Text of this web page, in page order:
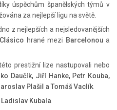
úspěchům španělských týmů v
za nejlepší ligu na světě.
z nejlepších a nejsledovanějších
hrané mezi Barcelonou a
prestižní lize nastupovali nebo
Daučík, Jiří Hanke, Petr Kouba,
Plašil a Tomáš Vaclík
Ladislav Kubala